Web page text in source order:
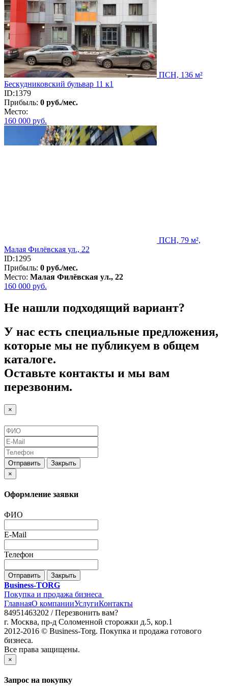
ПСН, 136 м²
Бескудниковский бульвар 11 к1
ID:1379
Прибыль: 0 руб./мес.
Место:
160 000 руб.
ПСН, 79 м²,
Малая Филёвская ул., 22
ID:1295
Прибыль: 0 руб./мес.
Место: Малая Филёвская ул., 22
160 000 руб.
Не нашли подходящий вариант?
У нас есть специальные предложения,
которые мы не публикуем в общем
каталоге.
Оставьте контакты и мы вам
перезвоним.
×
Отправить
Закрыть
×
Оформление заявки
ФИО
E-Mail
Телефон
Отправить Закрыть
Business-TORG
Покупка и продажа бизнеса
ГлавнаяО компанииУслугиКонтакты
84951463202 /Перезвонить вам?
г. Москва, пр-д Соломенной сторожки д.5, кор.1
2012-2016 © Business-Torg. Покупка и продажа готового
бизнеса.
Все права защищены.
×
Запрос на покупку